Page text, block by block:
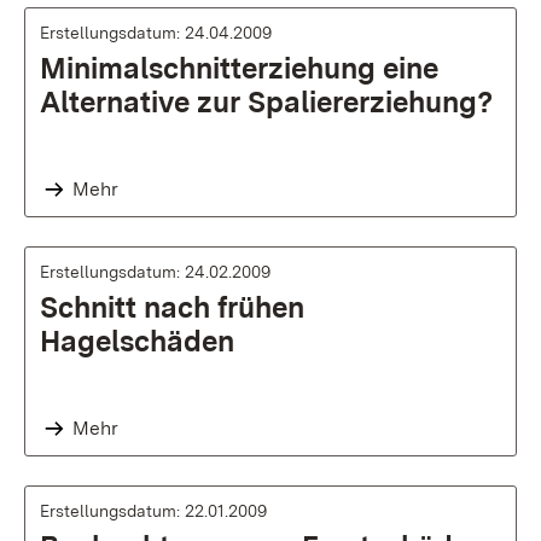
Erstellungsdatum: 24.04.2009
Minimalschnitterziehung eine
Alternative zur Spaliererziehung?
Mehr
Erstellungsdatum: 24.02.2009
Schnitt nach frühen
Hagelschäden
Mehr
Erstellungsdatum: 22.01.2009